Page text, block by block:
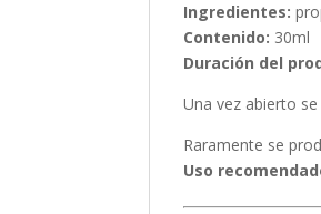
Ingredientes:
Contenido: 30ml
Duración del
Una vez abierto
Raramente se
Uso